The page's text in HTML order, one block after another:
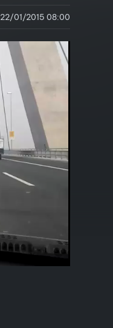
22/01/2015 08:00